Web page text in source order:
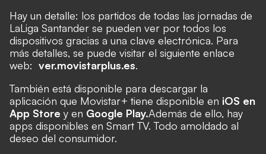
Hay un detalle: los partidos de todas las jornadas de
LaLiga Santander se pueden ver por todos los
dispositivos gracias a una clave electrónica. Para
más detalles, se puede visitar el siguiente enlace
web: ver.movistarplus.es.
También está disponible para descargar la
aplicación que Movistar+ tiene disponible en iOS en
App Store y en Google Play.Además de ello, hay
apps disponibles en Smart TV. Todo amoldado al
deseo del consumidor.